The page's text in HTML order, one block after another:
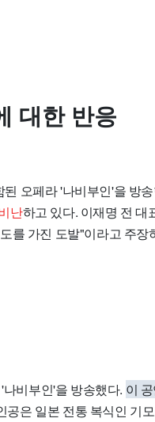
대한 반응
오페라 '나비부인'을 방
난하고 있다. 이재명 전 대
를 가진 도발"이라고 주장
비부인'을 방송했다. 이
공은 일본 전통 복식인 기